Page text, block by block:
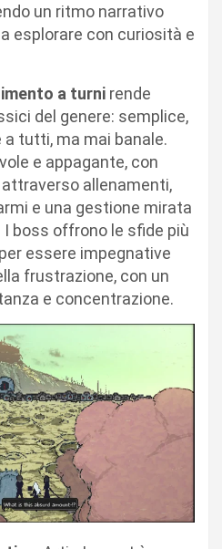
un ritmo narrativo
esplorare con curiosità e
a turni rende
del genere: semplice,
tutti, ma mai banale.
e appagante, con
allenamenti,
e una gestione mirata
I boss offrono le sfide più
essere impegnative
frustrazione, con un
e concentrazione.